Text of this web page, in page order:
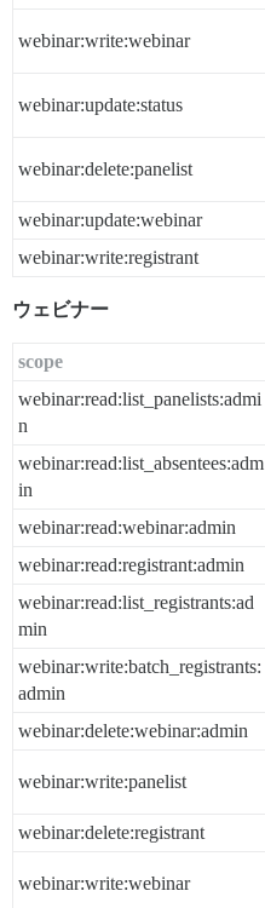
webinar:write:webinar
webinar:update:status
webinar:delete:panelist
webinar:update:webinar
webinar:write:registrant
ウェビナー
scope
webinar:read:list_panelists:admi
n
webinar:read:list_absentees:adm
in
webinar:read:webinar:admin
webinar:read:registrant:admin
webinar:read:list_registrants:ad
min
webinar:write:batch_registrants:
admin
webinar:delete:webinar:admin
webinar:write:panelist
webinar:delete:registrant
webinar:write:webinar